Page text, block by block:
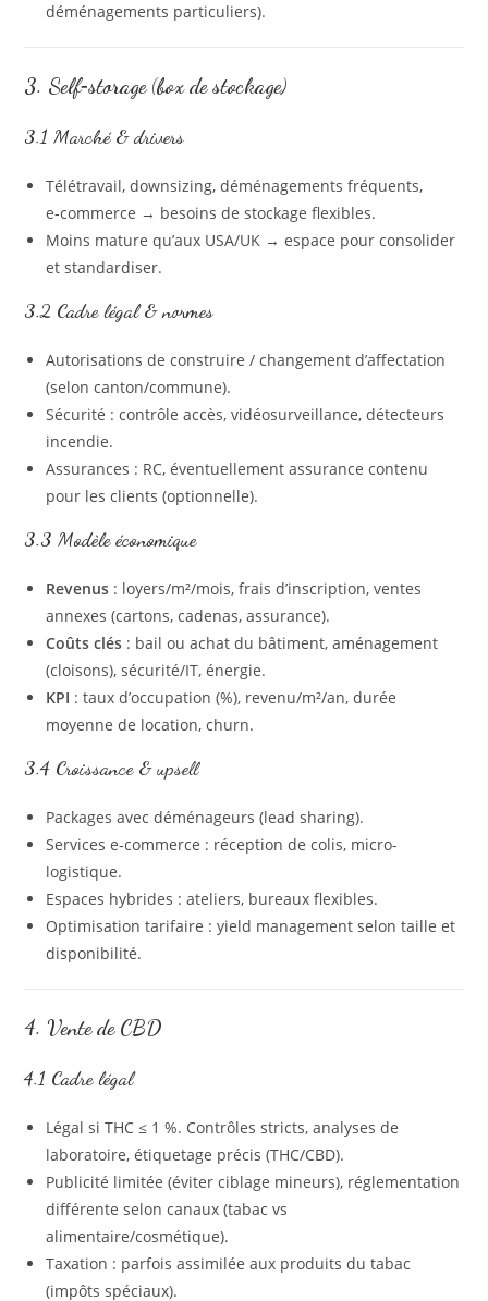
déménagements particuliers).
3. Self‑storage (box de stockage)
3.1 Marché & drivers
Télétravail, downsizing, déménagements fréquents,
e‑commerce → besoins de stockage flexibles.
Moins mature qu’aux USA/UK → espace pour consolider
et standardiser.
3.2 Cadre légal & normes
Autorisations de construire / changement d’affectation
(selon canton/commune).
Sécurité : contrôle accès, vidéosurveillance, détecteurs
incendie.
Assurances : RC, éventuellement assurance contenu
pour les clients (optionnelle).
3.3 Modèle économique
Revenus : loyers/m²/mois, frais d’inscription, ventes
annexes (cartons, cadenas, assurance).
Coûts clés : bail ou achat du bâtiment, aménagement
(cloisons), sécurité/IT, énergie.
KPI : taux d’occupation (%), revenu/m²/an, durée
moyenne de location, churn.
3.4 Croissance & upsell
Packages avec déménageurs (lead sharing).
Services e‑commerce : réception de colis, micro-
logistique.
Espaces hybrides : ateliers, bureaux flexibles.
Optimisation tarifaire : yield management selon taille et
disponibilité.
4. Vente de CBD
4.1 Cadre légal
Légal si THC ≤ 1 %. Contrôles stricts, analyses de
laboratoire, étiquetage précis (THC/CBD).
Publicité limitée (éviter ciblage mineurs), réglementation
différente selon canaux (tabac vs
alimentaire/cosmétique).
Taxation : parfois assimilée aux produits du tabac
(impôts spéciaux).